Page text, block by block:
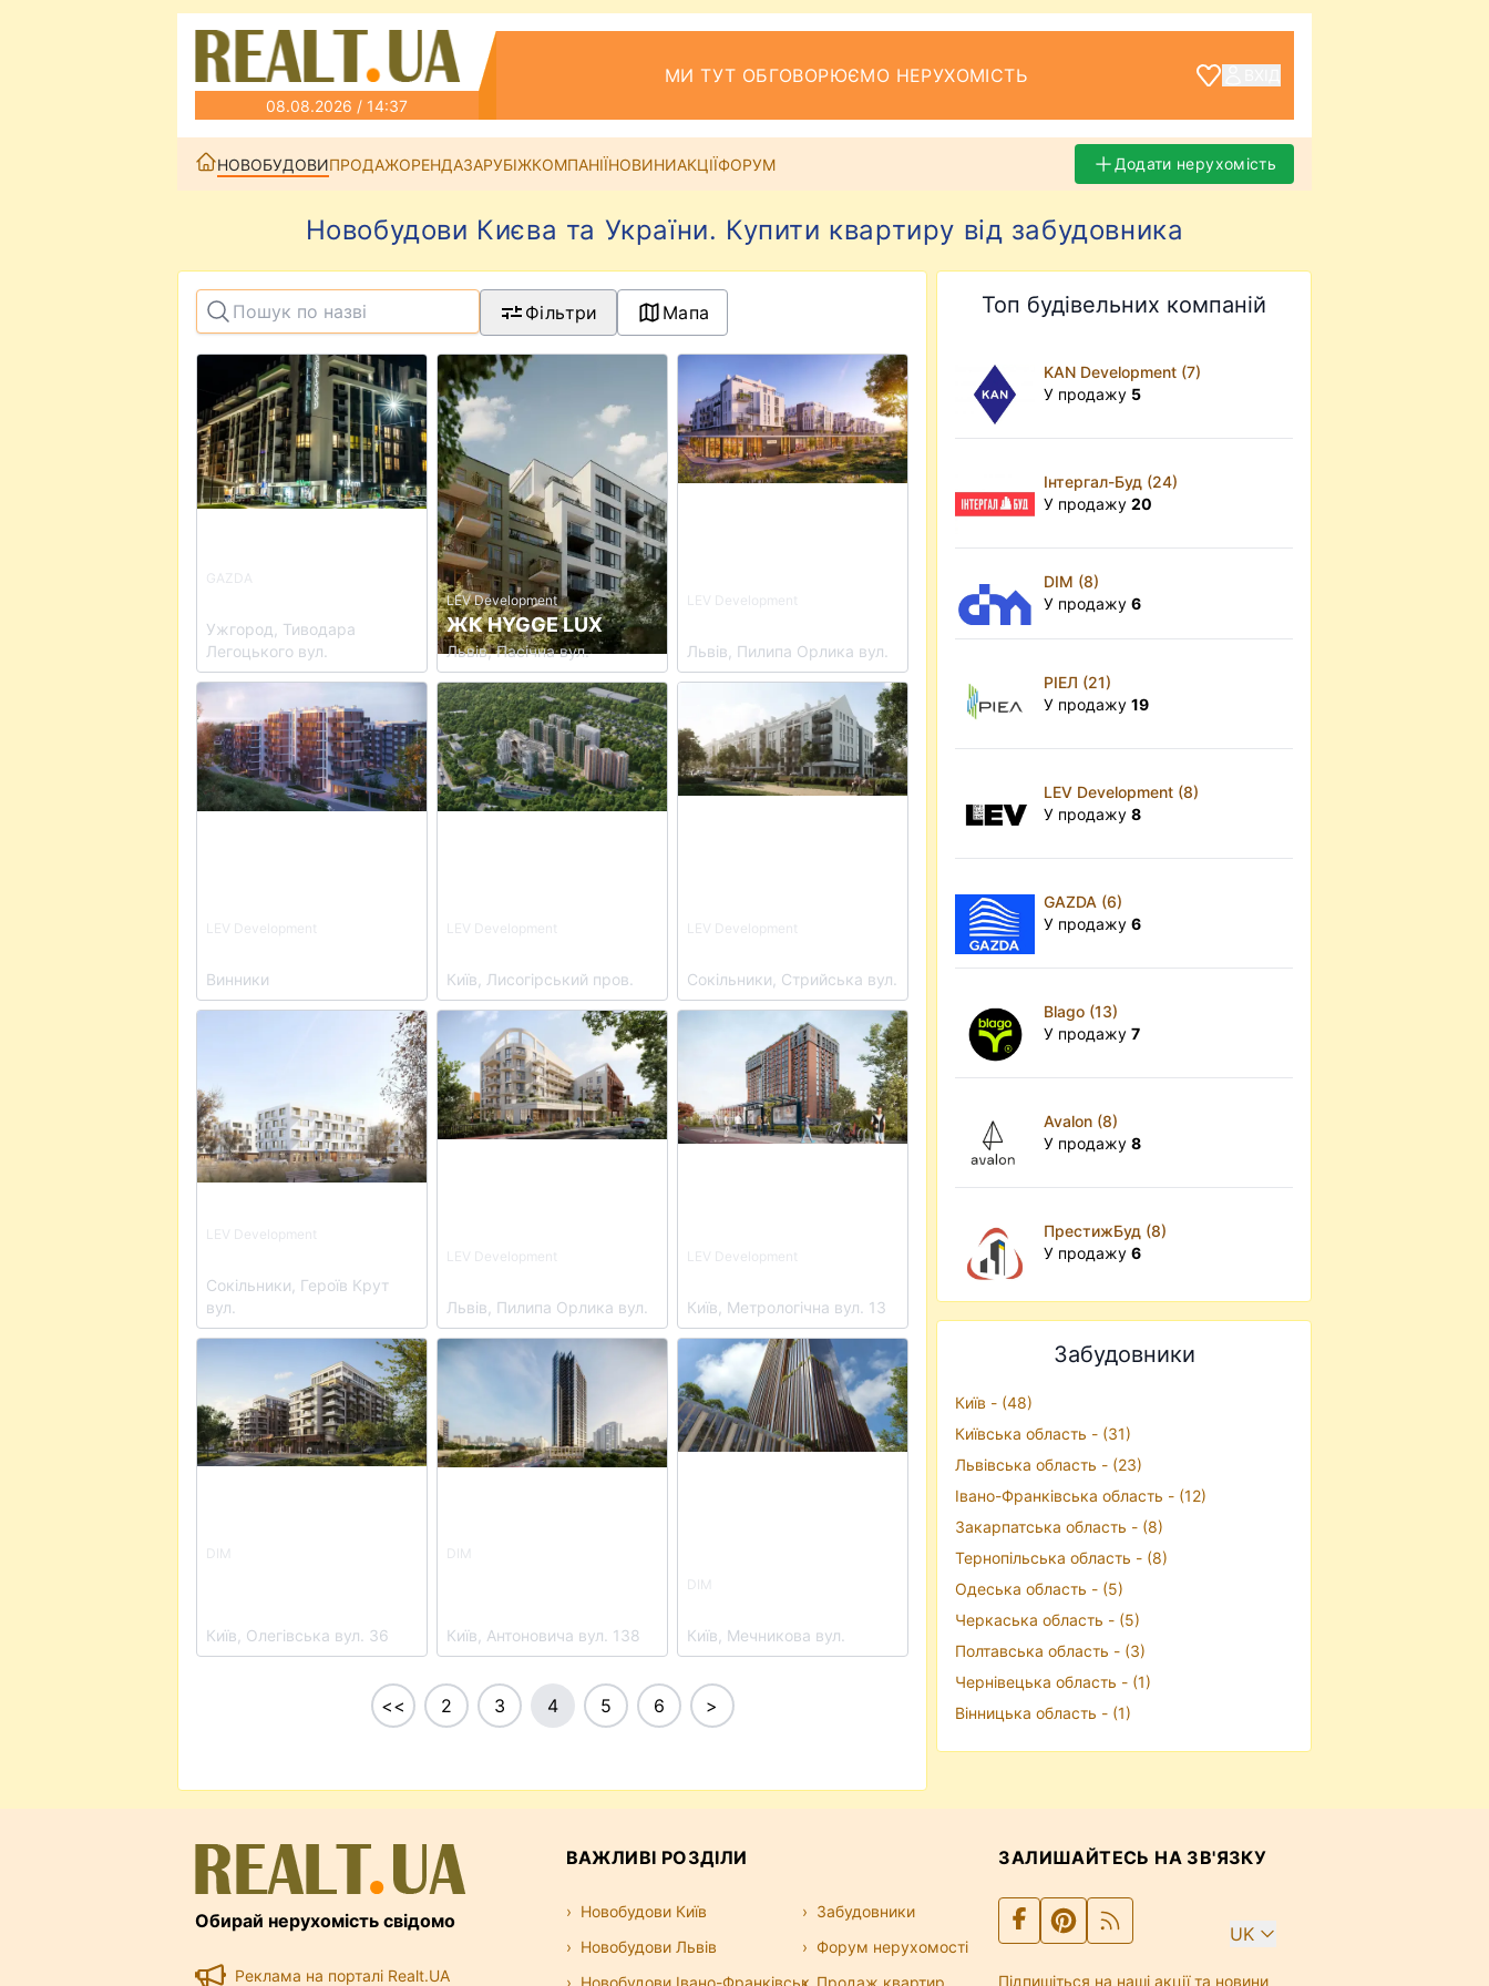
08.08.2026 / 14:37
МИ ТУТ ОБГОВОРЮЄМО НЕРУХОМІСТЬ
НОВОБУДОВИПРОДАЖОРЕНДАЗАРУБІЖКОМПАНІЇНОВИНИАКЦІЇФОРУМ Додати нерухомість
Новобудови Києва та України. Купити квартиру від забудовника
Фільтри Мапа
View details for ЖК PARK LAND
GAZDA
Ужгород, Тиводара
Легоцького вул.
View details for ЖК HYGGE LUX
LEV Development
ЖК HYGGE LUX
Львів, Пасічна вул.
View details for ЖК SILENT PARK
LEV Development
Львів, Пилипа Орлика вул.
View details for ЖК PERFECT LIFE
LEV Development
Винники
View details for ЖК Central Hills
LEV Development
Київ, Лисогірський пров.
View details for ЖК FEEL HOUSE
LEV Development
Сокільники, Стрийська вул.
View details for ЖК VERO
LEV Development
Сокільники, Героїв Крут
вул.
View details for ЖК Soul Park
LEV Development
Львів, Пилипа Орлика вул.
View details for ЖК Life Story
LEV Development
Київ, Метрологічна вул. 13
View details for Клубний будинок OLEGIV Podil
DIM
Київ, Олегівська вул. 36
View details for ЖК А136 Highlight Tower
DIM
Київ, Антоновича вул. 138
View details for ЖК THE ONE
DIM
Київ, Мечникова вул.
<< 2 3 4 5 6 >
Топ будівельних компаній
KAN Development (7)
У продажу 5
Інтергал-Буд (24)
У продажу20
DIM (8)
У продажу6
РІЕЛ (21)
У продажу19
LEV Development (8)
У продажу8
GAZDA (6)
У продажу6
Blago (13)
У продажу7
Avalon (8)
У продажу8
ПрестижБуд (8)
У продажу6
Забудовники
Київ - (48)
Київська область - (31)
Львівська область - (23)
Івано-Франківська область - (12)
Закарпатська область - (8)
Тернопільська область - (8)
Одеська область - (5)
Черкаська область - (5)
Полтавська область - (3)
Чернівецька область - (1)
Вінницька область - (1)
Обирай нерухомість свідомо
Реклама на порталі Realt.UA
ВАЖЛИВІ РОЗДІЛИ
Новобудови Київ
Новобудови Львів
Новобудови Івано-Франківськ
Забудовники
Форум нерухомості
Продаж квартир
ЗАЛИШАЙТЕСЬ НА ЗВ'ЯЗКУ
UK
Підпишіться на наші акції та новини